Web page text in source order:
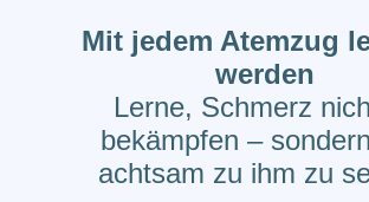
Mit jedem Atemzug
werden
Lerne, Schmerz
bekämpfen –
achtsam zu ihm zu